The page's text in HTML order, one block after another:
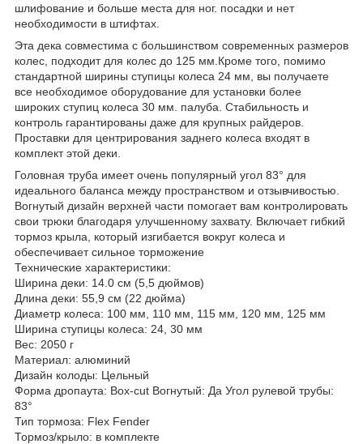
шлифование и больше места для ног. посадки и нет
необходимости в штифтах.
Эта дека совместима с большинством современных размеров
колес, подходит для колес до 125 мм.Кроме того, помимо
стандартной ширины ступицы колеса 24 мм, вы получаете
все необходимое оборудование для установки более
широких ступиц колеса 30 мм. палуба. Стабильность и
контроль гарантированы даже для крупных райдеров.
Проставки для центрирования заднего колеса входят в
комплект этой деки.
Головная труба имеет очень популярный угол 83° для
идеального баланса между пространством и отзывчивостью.
Вогнутый дизайн верхней части помогает вам контролировать
свои трюки благодаря улучшенному захвату. Включает гибкий
тормоз крыла, который изгибается вокруг колеса и
обеспечивает сильное торможение
Технические характеристики:
Ширина деки: 14.0 см (5,5 дюймов)
Длина деки: 55,9 см (22 дюйма)
Диаметр колеса: 100 мм, 110 мм, 115 мм, 120 мм, 125 мм
Ширина ступицы колеса: 24, 30 мм
Вес: 2050 г
Материал: алюминий
Дизайн колоды: Цельный
Форма дропаута: Box-cut Вогнутый: Да Угол рулевой трубы:
83°
Тип тормоза: Flex Fender
Тормоз/крыло: в комплекте